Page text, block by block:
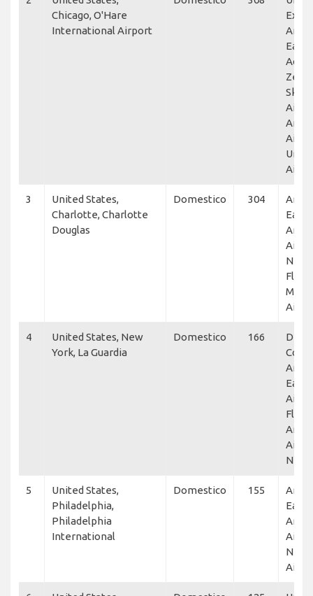
Chicago, O'Hare
International Airport
3
United States,
Charlotte, Charlotte
Douglas
Domestico 304
4
United States, New
York, La Guardia
Domestico 166
Delta
Air
5
United States,
Philadelphia,
Philadelphia
International
Domestico 155